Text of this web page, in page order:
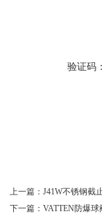
验证码
上一篇： J41W不锈钢截
下一篇： VATTEN防爆